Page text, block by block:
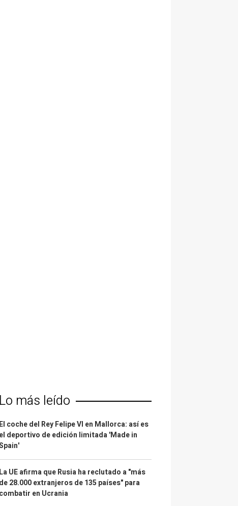
Lo más leído
El coche del Rey Felipe VI en Mallorca: así es
el deportivo de edición limitada 'Made in
La UE afirma que Rusia ha reclutado a "más
de 28.000 extranjeros de 135 países" para
combatir en Ucrania